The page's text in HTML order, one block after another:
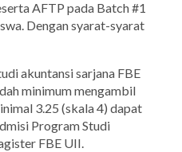
AFTP pada Batch #1
Dengan syarat-syarat
akuntansi sarjana FBE
minimum mengambil
3.25 (skala 4) dapat
Program Studi
FBE UII.